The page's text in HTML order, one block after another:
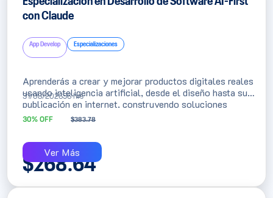
con Claude
App Develop Especializaciones
Aprenderás a crear y mejorar productos digitales reales
usando inteligencia artificial, desde el diseño hasta su
publicación en internet, construyendo soluciones
completas y publicándolo en tu portafolio profesional
artificial.
31/08/202656 hrs
30% OFF $383.78
$268.64
Ver Más